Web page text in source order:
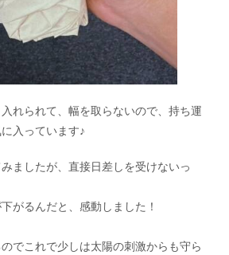
れられて、幅を取らないので、持ち運
入っています♪
ましたが、直接日差しを受けないっ
がるんだと、感動しました！
でこれで少しは太陽の刺激からも守ら